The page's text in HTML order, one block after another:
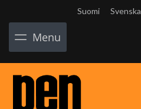
Suomi Svenska
Menu